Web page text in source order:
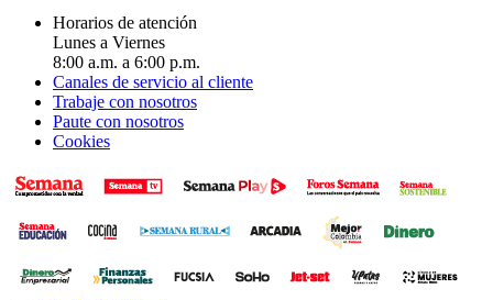
Horarios de atención
Lunes a Viernes
8:00 a.m. a 6:00 p.m.
Canales de servicio al cliente
Trabaje con nosotros
Paute con nosotros
Cookies